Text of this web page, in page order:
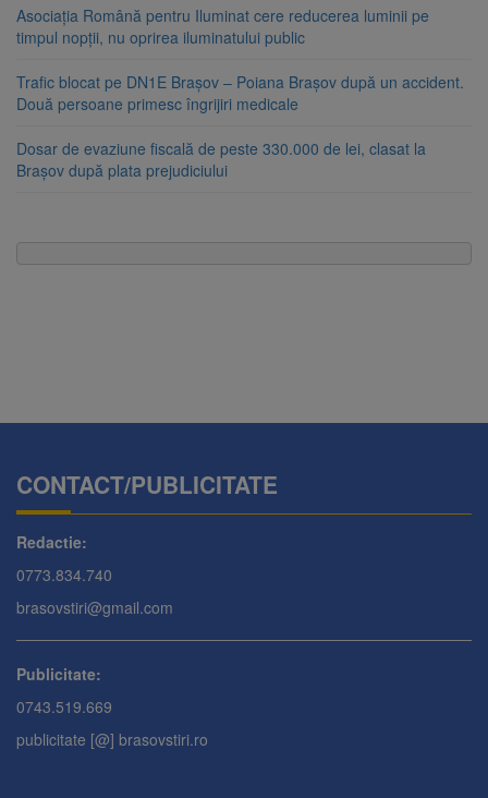
Asociația Română pentru Iluminat cere reducerea luminii pe
timpul nopții, nu oprirea iluminatului public
Trafic blocat pe DN1E Brașov – Poiana Brașov după un accident.
Două persoane primesc îngrijiri medicale
Dosar de evaziune fiscală de peste 330.000 de lei, clasat la
Brașov după plata prejudiciului
CONTACT/PUBLICITATE
Redactie:
0773.834.740
brasovstiri@gmail.com
Publicitate:
0743.519.669
publicitate [@] brasovstiri.ro